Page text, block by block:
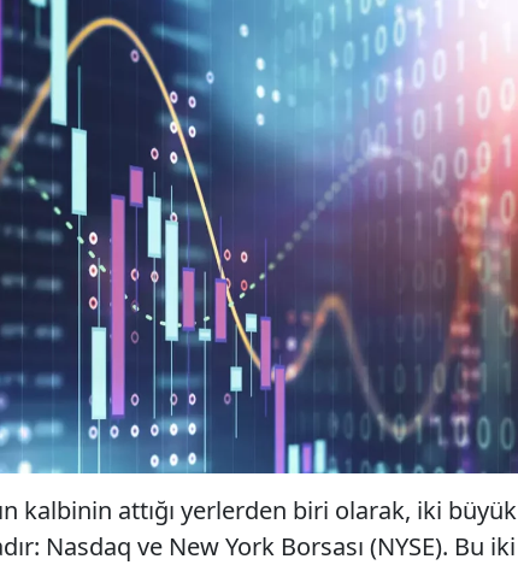
kalbinin attığı yerlerden biri olarak, iki büyük
Nasdaq ve New York Borsası (NYSE). Bu iki